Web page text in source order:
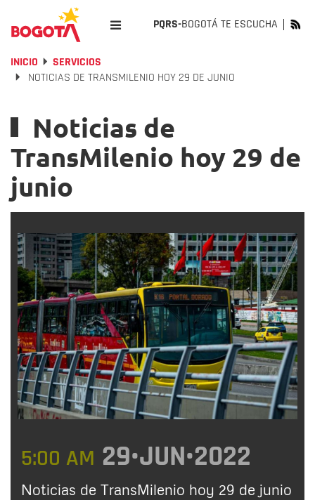
PQRS-BOGOTÁ TE ESCUCHA
INICIO
SERVICIOS
NOTICIAS DE TRANSMILENIO HOY 29 DE JUNIO
Noticias de
TransMilenio hoy 29 de
junio
5:00 AM 29•JUN•2022
Noticias de TransMilenio hoy 29 de junio